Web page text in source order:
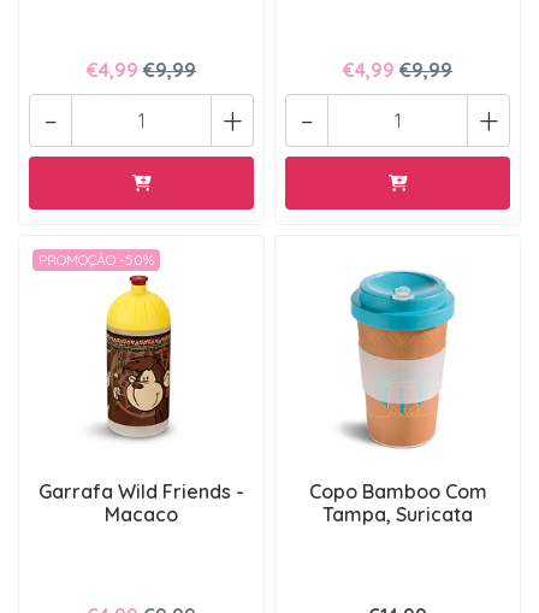
€4,99 €9,99
+
-
€4,99 €9,99
+
-
PROMOÇÃO -50%
Garrafa Wild Friends -
Macaco
Copo Bamboo Com
Tampa, Suricata